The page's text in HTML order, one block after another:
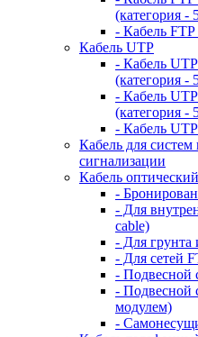
(категория -
- Кабель
Кабель UTP
- Кабель
(категория -
- Кабель
(категория -
- Кабель
Кабель для
сигнализации
Кабель оптический
-
- Для
cable)
- Для грунта
- Для сетей
- Подвесной
- Подвесной
модулем)
-